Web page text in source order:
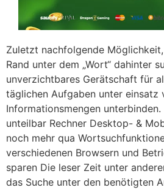
Zuletzt nachfolgende
Rand unter dem „Wort“ dahinter
unverzichtbares Gerätschaft für
täglichen Aufgaben unter einsatz
Informationsmengen
unteilbar Rechner Desktop- &
noch mehr qua
verschiedenen Browsern und
sparen Die leser Zeit unter
das Suche unter den benötigten